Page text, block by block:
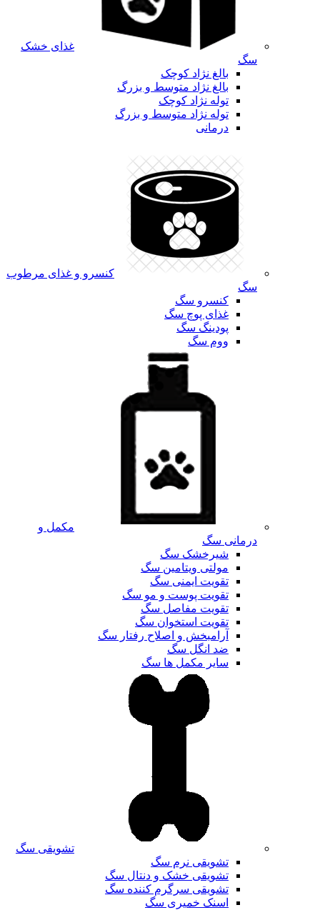
غذای خشک
سگ
بالغ نژاد کوچک
بالغ نژاد متوسط و بزرگ
توله نژاد کوچک
توله نژاد متوسط و بزرگ
درمانی
کنسرو و غذای مرطوب
سگ
کنسرو سگ
غذای پوچ سگ
پودینگ سگ
ووم سگ
مکمل و
درمانی سگ
شیرخشک سگ
مولتی ویتامین سگ
تقویت ایمنی سگ
تقویت پوست و مو سگ
تقویت مفاصل سگ
تقویت استخوان سگ
آرامبخش و اصلاح رفتار سگ
ضد انگل سگ
سایر مکمل ها سگ
تشویقی سگ
تشویقی نرم سگ
تشویقی خشک و دنتال سگ
تشویقی سرگرم کننده سگ
اسنک خمیری سگ